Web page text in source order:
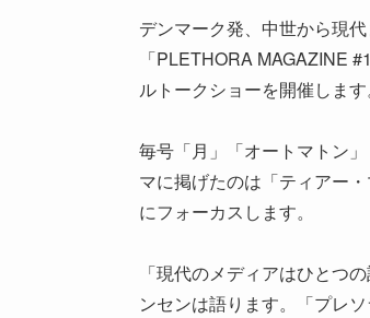
デンマーク発、中世から現
「PLETHORA MAGAZINE
ルトークショーを開催します
毎号「月」「オートマトン
マに掲げたのは「ティアー
にフォーカスします。
「現代のメディアはひとつ
ンセンは語ります。「プレ